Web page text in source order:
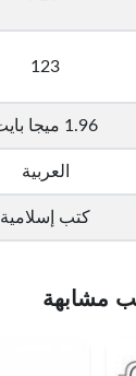
123
1.96 ميجا بايت
العربية
كتب إسلامية
مشابهة